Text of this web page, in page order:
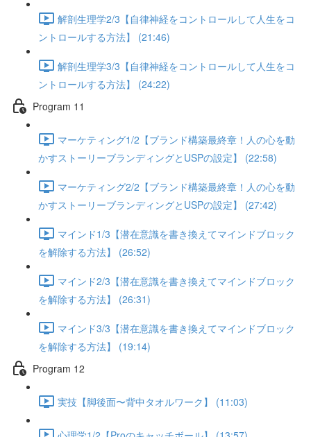
解剖生理学2/3【自律神経をコントロールして人生をコ
ントロールする方法】 (21:46)
解剖生理学3/3【自律神経をコントロールして人生をコ
ントロールする方法】 (24:22)
Program 11
マーケティング1/2【ブランド構築最終章！人の心を動
かすストーリーブランディングとUSPの設定】 (22:58)
マーケティング2/2【ブランド構築最終章！人の心を動
かすストーリーブランディングとUSPの設定】 (27:42)
マインド1/3【潜在意識を書き換えてマインドブロック
を解除する方法】 (26:52)
マインド2/3【潜在意識を書き換えてマインドブロック
を解除する方法】 (26:31)
マインド3/3【潜在意識を書き換えてマインドブロック
を解除する方法】 (19:14)
Program 12
実技【脚後面〜背中タオルワーク】 (11:03)